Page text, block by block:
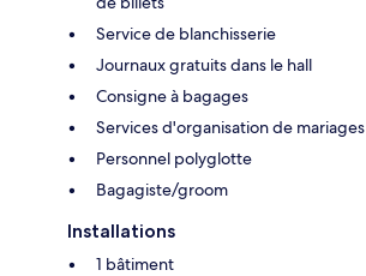
Service de blanchisserie
Journaux gratuits dans le hall
Consigne à bagages
Services d'organisation de mariages
Personnel polyglotte
Bagagiste/groom
Installations
1 bâtiment